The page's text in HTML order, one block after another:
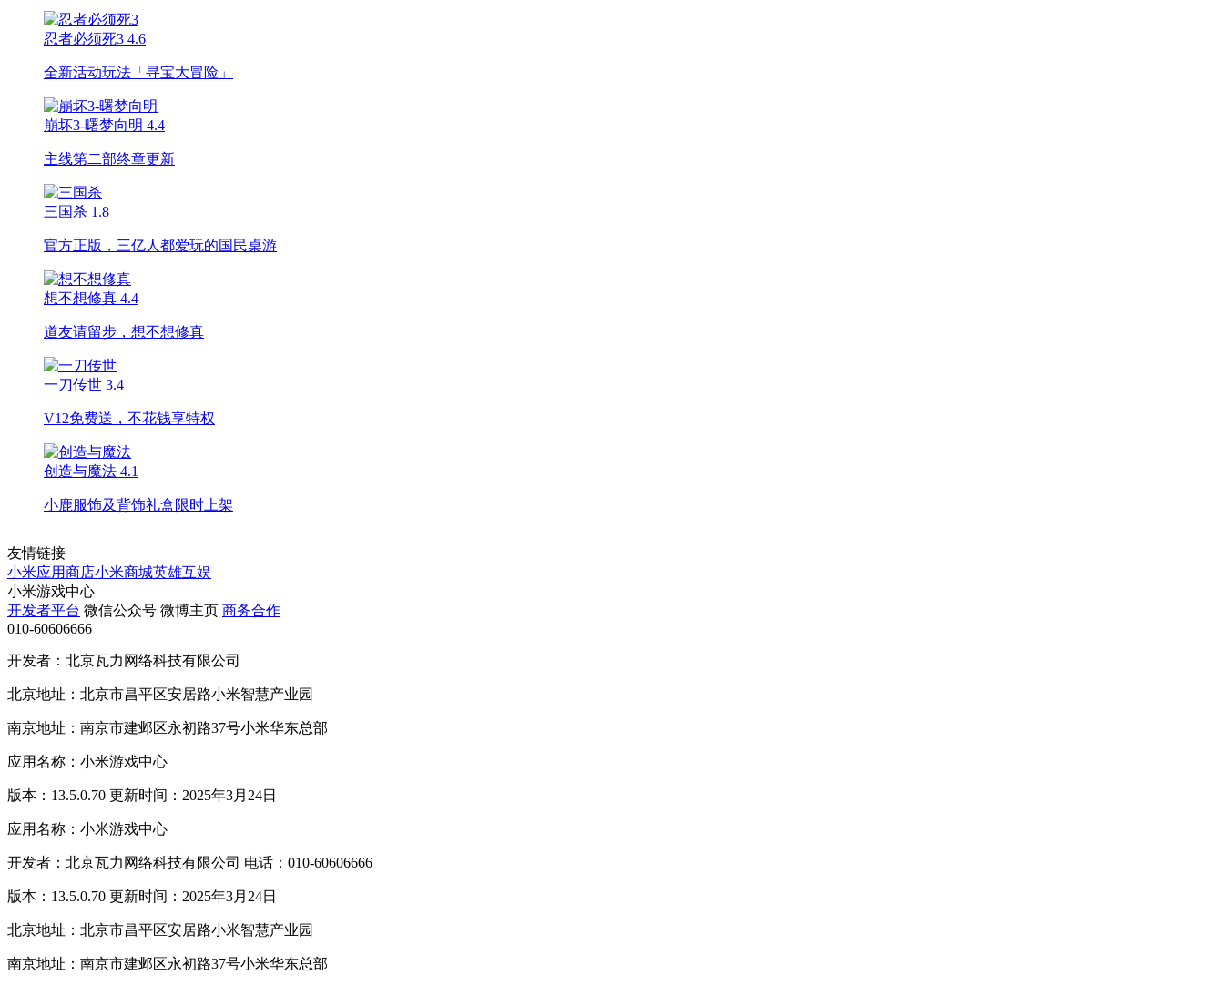
忍者必须死3 4.6
全新活动玩法「寻宝大冒险」
崩坏3-曙梦向明 4.4
主线第二部终章更新
三国杀 1.8
官方正版，三亿人都爱玩的国民桌游
想不想修真 4.4
道友请留步，想不想修真
一刀传世 3.4
V12免费送，不花钱享特权
创造与魔法 4.1
小鹿服饰及背饰礼盒限时上架
友情链接
小米应用商店小米商城英雄互娱
小米游戏中心
开发者平台 微信公众号 微博主页 商务合作
010-60606666
开发者：北京瓦力网络科技有限公司
北京地址：北京市昌平区安居路小米智慧产业园
南京地址：南京市建邺区永初路37号小米华东总部
应用名称：小米游戏中心
版本：13.5.0.70 更新时间：2025年3月24日
应用名称：小米游戏中心
开发者：北京瓦力网络科技有限公司 电话：010-60606666
版本：13.5.0.70 更新时间：2025年3月24日
北京地址：北京市昌平区安居路小米智慧产业园
南京地址：南京市建邺区永初路37号小米华东总部